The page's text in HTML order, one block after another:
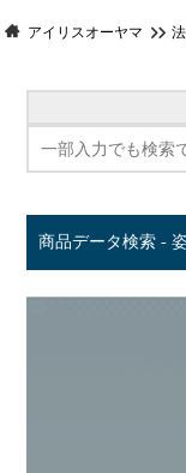
アイリスオーヤマ
商品データ検索 -